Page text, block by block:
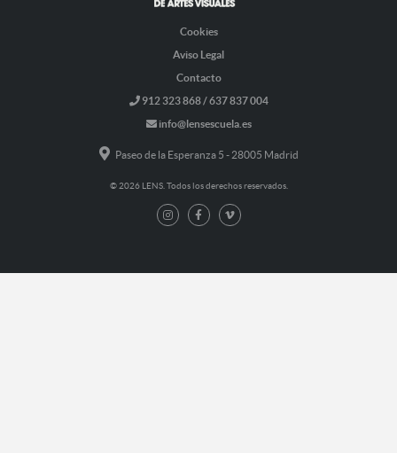
Cookies
Aviso Legal
Contacto
912 323 868 / 637 837 004
info@lensescuela.es
Paseo de la Esperanza 5 - 28005 Madrid
© 2026 LENS. Todos los derechos reservados.